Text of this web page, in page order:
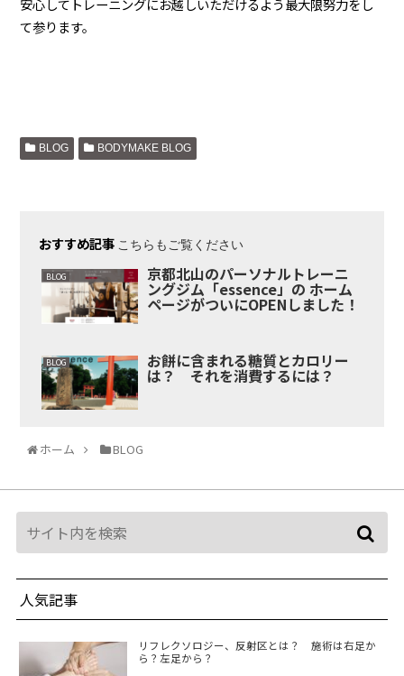
安心してトレーニングにお越しいただけるよう最大限努力をし
て参ります。
BLOG BODYMAKE BLOG
おすすめ記事 こちらもご覧ください
BLOG 京都北山のパーソナルトレーニ
ングジム「essence」の ホーム
ページがついにOPENしました！
BLOG お餅に含まれる糖質とカロリー
は？ それを消費するには？
ホーム BLOG
人気記事
リフレクソロジー、反射区とは？ 施術は右足か
ら？左足から？